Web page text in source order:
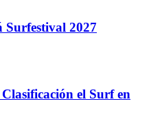
Surfestival 2027
el Surf en